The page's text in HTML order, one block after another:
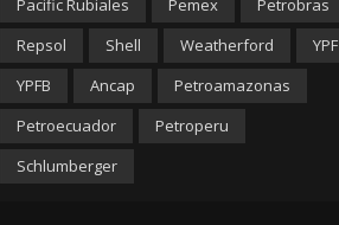
Pacific Rubiales
Pemex
Petrobras
Repsol
Shell Weatherford
YPF
YPFB
Ancap
Petroamazonas
Petroecuador
Petroperu
Schlumberger